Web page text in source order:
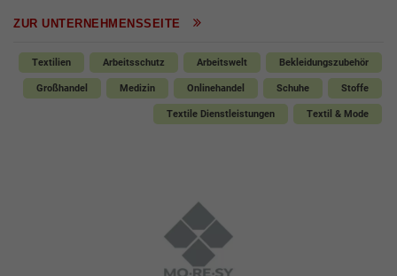
ZUR UNTERNEHMENSSEITE
Textilien Arbeitsschutz Arbeitswelt Bekleidungszubehör
Großhandel Medizin Onlinehandel Schuhe Stoffe
Textile Dienstleistungen Textil & Mode